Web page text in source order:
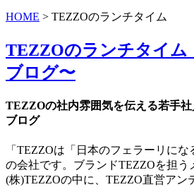
HOME > TEZZOのランチタイム
TEZZOのランチタイ
ブログ〜
TEZZOの社内雰囲気を伝える若手
ブログ
「TEZZOは「日本のフェラーリに
の会社です。ブランドTEZZOを担う
(株)TEZZOの中に、TEZZO直営アン